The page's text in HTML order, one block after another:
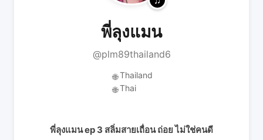
พี่ลุงแมน
@plm89thailand6
🌐 Thailand
🌐 Thai
พี่ลุงแมน ep 3 สลิ่มสายเถื่อน ถ่อย ไม่ใช่คนดี